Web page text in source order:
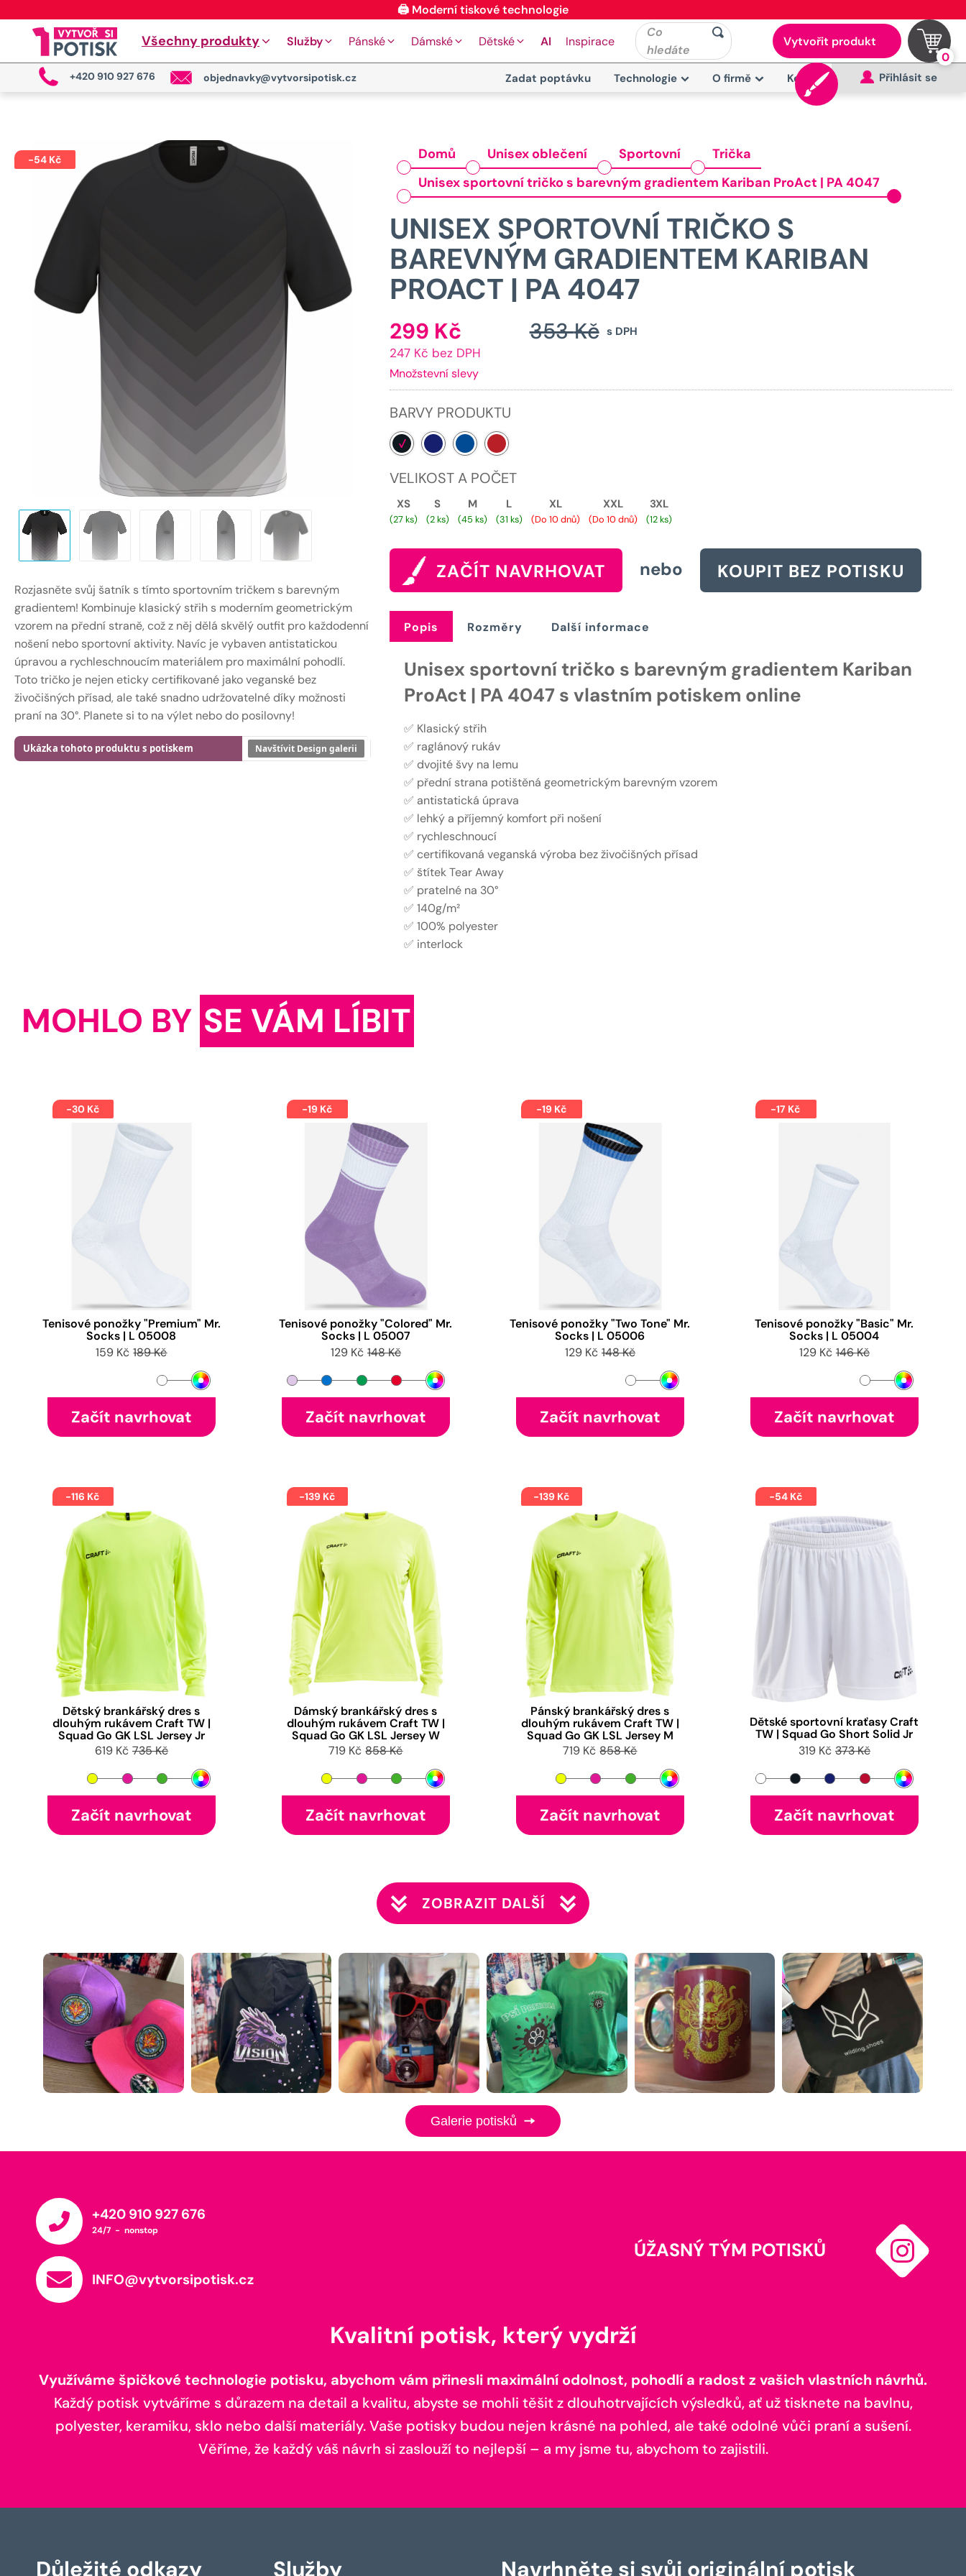
⭐ 4.9 na Google za posledních 30 dní
Všechny produkty Služby Pánské Dámské Dětské AI Inspirace
Co
hledáte
Vytvořit produkt
0
+420 910 927 676 objednavky@vytvorsipotisk.cz Zadat poptávku Technologie O firmě Kontakt Přihlásit se
-54 Kč
Rozjasněte svůj šatník s tímto sportovním tričkem s barevným
gradientem! Kombinuje klasický střih s moderním geometrickým
vzorem na přední straně, což z něj dělá skvělý outfit pro každodenní
nošení nebo sportovní aktivity. Navíc je vybaven antistatickou
úpravou a rychleschnoucím materiálem pro maximální pohodlí.
Toto tričko je nejen eticky certifikované jako veganské bez
živočišných přísad, ale také snadno udržovatelné díky možnosti
praní na 30°. Planete si to na výlet nebo do posilovny!
Ukázka tohoto produktu s potiskem Navštívit Design galerii
Domů Unisex oblečení Sportovní
Trička
Unisex sportovní tričko s barevným gradientem Kariban ProAct | PA 4047
UNISEX SPORTOVNÍ TRIČKO S
BAREVNÝM GRADIENTEM KARIBAN
PROACT | PA 4047
s DPH
353Kč
Původní
353 Kč.
299 KčAktuální
cena
je:
247 Kč bez DPH
Množstevní slevy
BARVY PRODUKTU
VELIKOST A POČET
XS
(27 ks)
S
(2 ks)
M
(45 ks)
L
(31 ks)
XL
(Do 10 dnů)
XXL
(Do 10 dnů)
3XL
(12 ks)
ZAČÍT NAVRHOVAT nebo KOUPIT BEZ POTISKU
Popis Rozměry Další informace
Unisex sportovní tričko s barevným gradientem Kariban
ProAct | PA 4047 s vlastním potiskem online
✅ Klasický střih
✅ raglánový rukáv
✅ dvojité švy na lemu
✅ přední strana potištěná geometrickým barevným vzorem
✅ antistatická úprava
✅ lehký a příjemný komfort při nošení
✅ rychleschnoucí
✅ certifikovaná veganská výroba bez živočišných přísad
✅ štítek Tear Away
✅ pratelné na 30°
✅ 140g/m²
✅ 100% polyester
✅ interlock
MOHLO BY SE VÁM LÍBIT
-30 Kč
Tenisové ponožky "Premium" Mr.
Socks | L 05008
159 Kč 189 Kč
Začít navrhovat
-19 Kč
Tenisové ponožky "Colored" Mr.
Socks | L 05007
129 Kč 148 Kč
Začít navrhovat
-19 Kč
Tenisové ponožky "Two Tone" Mr.
Socks | L 05006
129 Kč 148 Kč
Začít navrhovat
-17 Kč
Tenisové ponožky "Basic" Mr.
Socks | L 05004
129 Kč 146 Kč
Začít navrhovat
-116 Kč
Dětský brankářský dres s
dlouhým rukávem Craft TW |
Squad Go GK LSL Jersey Jr
619 Kč 735 Kč
Začít navrhovat
-139 Kč
Dámský brankářský dres s
dlouhým rukávem Craft TW |
Squad Go GK LSL Jersey W
719 Kč 858 Kč
Začít navrhovat
-139 Kč
Pánský brankářský dres s
dlouhým rukávem Craft TW |
Squad Go GK LSL Jersey M
719 Kč 858 Kč
Začít navrhovat
-54 Kč
Dětské sportovní kraťasy Craft
TW | Squad Go Short Solid Jr
319 Kč 373 Kč
Začít navrhovat
ZOBRAZIT DALŠÍ
Galerie potisků
+420 910 927 676
24/7 - nonstop
INFO@vytvorsipotisk.cz
ÚŽASNÝ TÝM POTISKŮ
Kvalitní potisk, který vydrží
Využíváme špičkové technologie potisku, abychom vám přinesli maximální odolnost, pohodlí a radost z vašich vlastních návrhů.
Každý potisk vytváříme s důrazem na detail a kvalitu, abyste se mohli těšit z dlouhotrvajících výsledků, ať už tisknete na bavlnu,
polyester, keramiku, sklo nebo další materiály. Vaše potisky budou nejen krásné na pohled, ale také odolné vůči praní a sušení.
Věříme, že každý váš návrh si zaslouží to nejlepší – a my jsme tu, abychom to zajistili.
Důležité odkazy Služby Navrhněte si svůj originální potisk